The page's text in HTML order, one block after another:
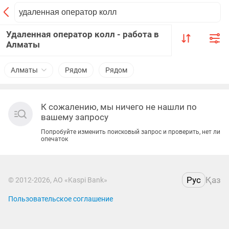
Удаленная оператор колл - работа в
Алматы
Алматы Рядом Рядом
К сожалению, мы ничего не нашли по
вашему запросу
Попробуйте изменить поисковый запрос и проверить, нет ли
опечаток
© 2012-2026, АО «Kaspi Bank» Рус Қаз
Пользовательское соглашение